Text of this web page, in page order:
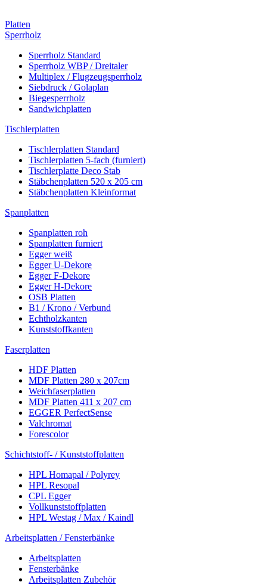
Platten
Sperrholz
Sperrholz Standard
Sperrholz WBP / Dreitaler
Multiplex / Flugzeugsperrholz
Siebdruck / Golaplan
Biegesperrholz
Sandwichplatten
Tischlerplatten
Tischlerplatten Standard
Tischlerplatten 5-fach (furniert)
Tischlerplatte Deco Stab
Stäbchenplatten 520 x 205 cm
Stäbchenplatten Kleinformat
Spanplatten
Spanplatten roh
Spanplatten furniert
Egger weiß
Egger U-Dekore
Egger F-Dekore
Egger H-Dekore
OSB Platten
B1 / Krono / Verbund
Echtholzkanten
Kunststoffkanten
Faserplatten
HDF Platten
MDF Platten 280 x 207cm
Weichfaserplatten
MDF Platten 411 x 207 cm
EGGER PerfectSense
Valchromat
Forescolor
Schichtstoff- / Kunststoffplatten
HPL Homapal / Polyrey
HPL Resopal
CPL Egger
Vollkunststoffplatten
HPL Westag / Max / Kaindl
Arbeitsplatten / Fensterbänke
Arbeitsplatten
Fensterbänke
Arbeitsplatten Zubehör